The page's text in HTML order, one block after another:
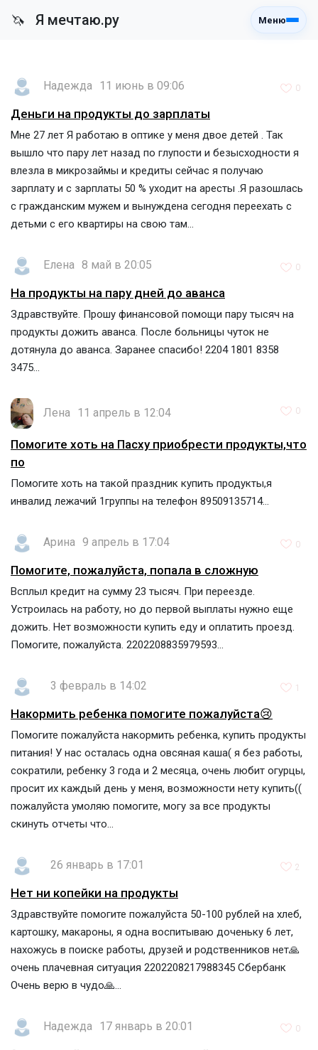
🦄 Я мечтаю.ру Меню
Надежда 11 июнь в 09:06 0
Деньги на продукты до зарплаты
Мне 27 лет Я работаю в оптике у меня двое детей . Так
вышло что пару лет назад по глупости и безысходности я
влезла в микрозаймы и кредиты сейчас я получаю
зарплату и с зарплаты 50 % уходит на аресты .Я разошлась
с гражданским мужем и вынуждена сегодня переехать с
детьми с его квартиры на свою там...
Елена 8 май в 20:05 0
На продукты на пару дней до аванса
Здравствуйте. Прошу финансовой помощи пару тысяч на
продукты дожить аванса. После больницы чуток не
дотянула до аванса. Заранее спасибо! 2204 1801 8358
3475...
Лена 11 апрель в 12:04 0
Помогите хоть на Пасху приобрести продукты,что
по
Помогите хоть на такой праздник купить продукты,я
инвалид лежачий 1группы на телефон 89509135714...
Арина 9 апрель в 17:04 0
Помогите, пожалуйста, попала в сложную
Всплыл кредит на сумму 23 тысяч. При переезде.
Устроилась на работу, но до первой выплаты нужно еще
дожить. Нет возможности купить еду и оплатить проезд.
Помогите, пожалуйста. 2202208835979593...
3 февраль в 14:02 1
Накормить ребенка помогите пожалуйста😢
Помогите пожалуйста накормить ребенка, купить продукты
питания! У нас осталась одна овсяная каша( я без работы,
сократили, ребенку 3 года и 2 месяца, очень любит огурцы,
просит их каждый день у меня, возможности нету купить((
пожалуйста умоляю помогите, могу за все продукты
скинуть отчеты что...
26 январь в 17:01 2
Нет ни копейки на продукты
Здравствуйте помогите пожалуйста 50-100 рублей на хлеб,
картошку, макароны, я одна воспитываю доченьку 6 лет,
нахожусь в поиске работы, друзей и родственников нет🙏
очень плачевная ситуация 2202208217988345 Сбербанк
Очень верю в чудо🙏...
Надежда 17 январь в 20:01 0